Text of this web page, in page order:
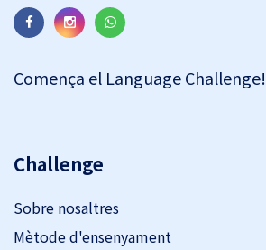
Comença el Language Challenge!
Challenge
Sobre nosaltres
Mètode d'ensenyament